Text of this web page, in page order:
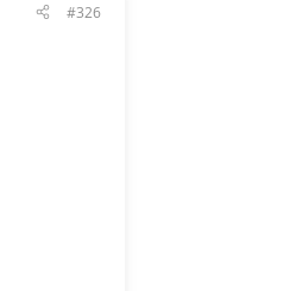
#326